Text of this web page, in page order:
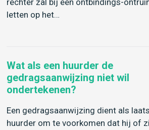
rechter zal bij een ontbindings-
letten op het…
Wat als een huurder de
gedragsaanwijzing niet wil
ondertekenen?
Een gedragsaanwijzing dient als
huurder om te voorkomen dat hij of